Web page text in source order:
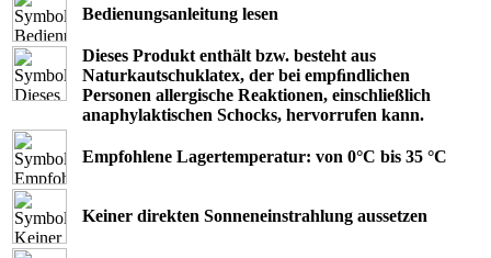
Bedienungsanleitung lesen
Dieses Produkt enthält bzw. besteht aus
Naturkautschuklatex, der bei empﬁndlichen
Personen allergische Reaktionen, einschließlich
anaphylaktischen Schocks, hervorrufen kann.
Empfohlene Lagertemperatur: von 0°C bis 35 °C
Keiner direkten Sonneneinstrahlung aussetzen